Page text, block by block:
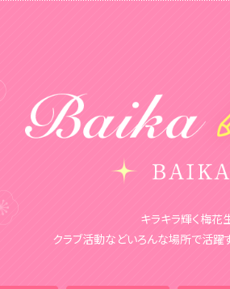
キラキラ輝く梅花
クラブ活動などいろんな場所で活躍